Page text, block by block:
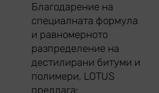
Благодарение на
специалната формула
и равномерното
разпределение на
дестилирани битуми и
полимери, LOTUS
предлага: